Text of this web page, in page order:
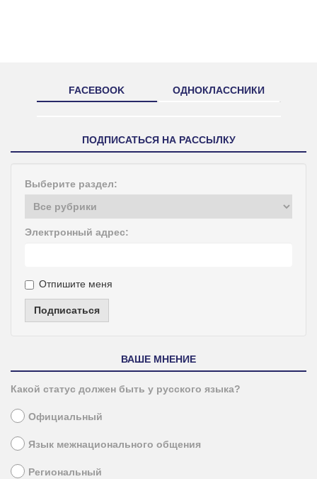
FACEBOOK ОДНОКЛАССНИКИ
ПОДПИСАТЬСЯ НА РАССЫЛКУ
Выберите раздел:
Электронный адрес:
Отпишите меня
Подписаться
ВАШЕ МНЕНИЕ
Какой статус должен быть у русского языка?
Официальный
Язык межнационального общения
Региональный